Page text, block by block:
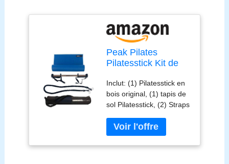
Peak Pilates
Pilatesstick Kit de
Inclut: (1) Pilatesstick en
bois original, (1) tapis de
sol Pilatesstick, (2) Straps
résistance Slastix Pro, (1)
Ancre de sécurité pour
porte en mousse, (1)